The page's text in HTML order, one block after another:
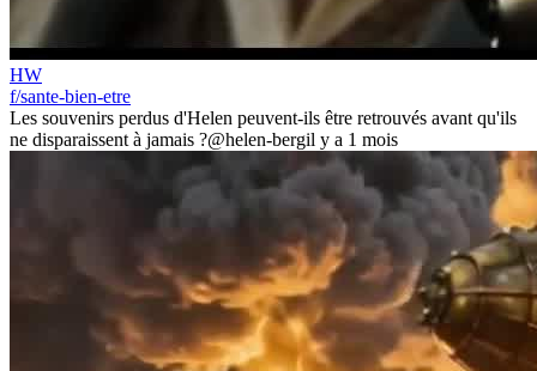
HW
f/sante-bien-etre
Les souvenirs perdus d'Helen peuvent-ils être retrouvés avant qu'ils
ne disparaissent à jamais ?@helen-bergil y a 1 mois